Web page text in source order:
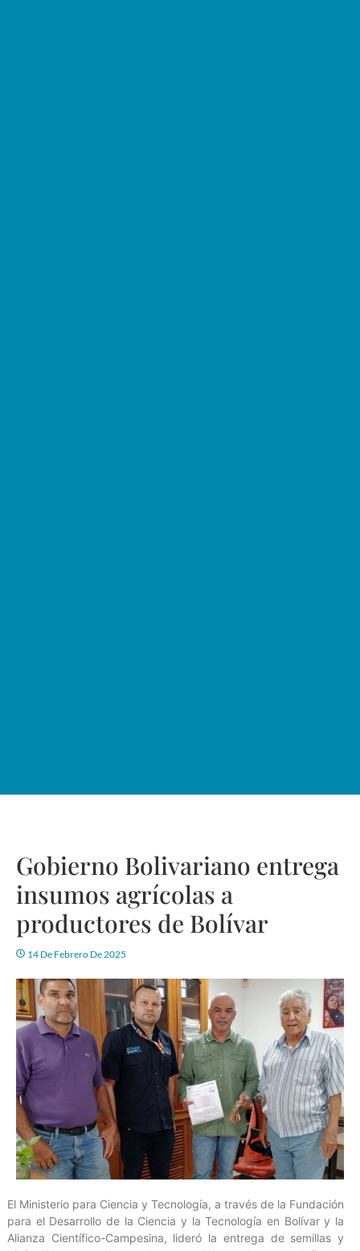
Gobierno Bolivariano entrega
insumos agrícolas a
productores de Bolívar
14 De Febrero De 2025
El Ministerio para Ciencia y Tecnología, a través de la Fundación
para el Desarrollo de la Ciencia y la Tecnología en Bolívar y la
Alianza Científico-Campesina, lideró la entrega de semillas y